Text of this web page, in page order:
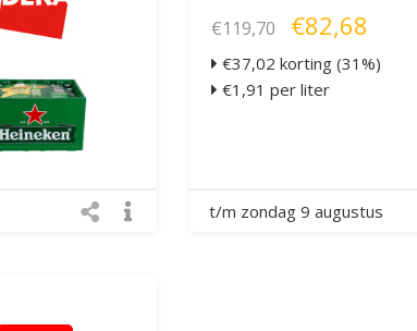
€119,70 €82,68
€37,02 korting (31%)
€1,91 per liter
t/m zondag 9 augustus